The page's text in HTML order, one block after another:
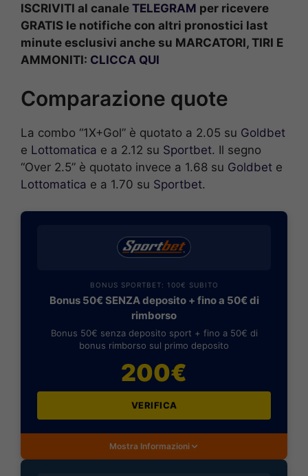
ISCRIVITI al canale TELEGRAM per ricevere
GRATIS le notifiche con altri pronostici last
minute esclusivi anche su MARCATORI, TIRI E
AMMONITI: CLICCA QUI
Comparazione quote
La combo “1X+Gol” è quotato a 2.05 su Goldbet
e Lottomatica e a 2.12 su Sportbet. Il segno
“Over 2.5” è quotato invece a 1.68 su Goldbet e
Lottomatica e a 1.70 su Sportbet.
BONUS SPORTBET: 100€ SUBITO
Bonus 50€ SENZA deposito + fino a 50€ di
rimborso
Bonus 50€ senza deposito sport + fino a 50€ di
bonus rimborso sul primo deposito
200€
VERIFICA
Mostra Informazioni